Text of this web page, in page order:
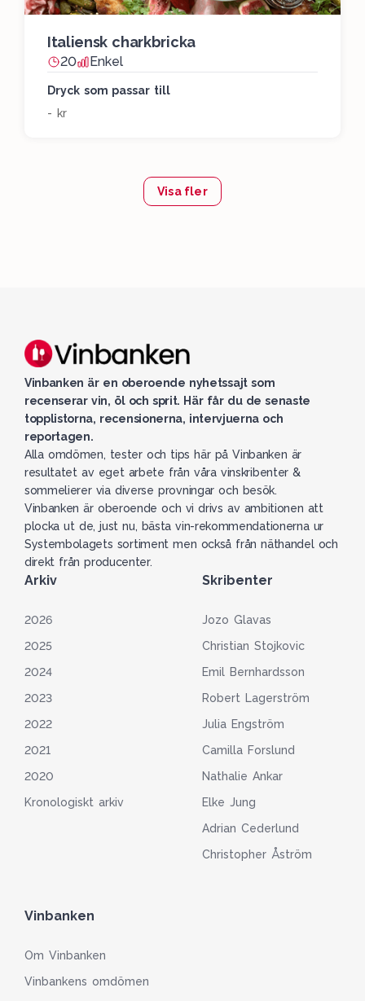
Italiensk charkbricka
20 Enkel
Dryck som passar till
- kr
Visa fler
Vinbanken är en oberoende nyhetssajt som
recenserar vin, öl och sprit. Här får du de senaste
topplistorna, recensionerna, intervjuerna och
reportagen.
Alla omdömen, tester och tips här på Vinbanken är
resultatet av eget arbete från våra vinskribenter &
sommelierer via diverse provningar och besök.
Vinbanken är oberoende och vi drivs av ambitionen att
plocka ut de, just nu, bästa vin-rekommendationerna ur
Systembolagets sortiment men också från näthandel och
direkt från producenter.
Arkiv
2026
2025
2024
2023
2022
2021
2020
Kronologiskt arkiv
Skribenter
Jozo Glavas
Christian Stojkovic
Emil Bernhardsson
Robert Lagerström
Julia Engström
Camilla Forslund
Nathalie Ankar
Elke Jung
Adrian Cederlund
Christopher Åström
Vinbanken
Om Vinbanken
Vinbankens omdömen